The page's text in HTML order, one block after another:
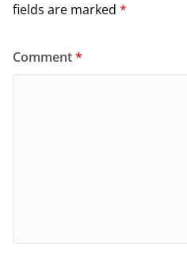
fields are marked *
Comment*